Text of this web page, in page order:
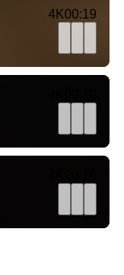
00:19
4K